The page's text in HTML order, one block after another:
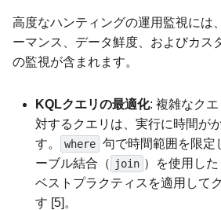
高度なハンティングの運用監視には
ーマンス、データ鮮度、およびカス
の監視が含まれます。
KQLクエリの最適化: 複雑なク
対するクエリは、実行に時間が
す。
where 句で時間範囲を限定
ーブル結合（ join ）を使用し
ベストプラクティスを適用して
す [5]。